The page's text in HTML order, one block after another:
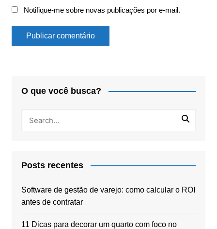
Notifique-me sobre novas publicações por e-mail.
O que você busca?
Posts recentes
Software de gestão de varejo: como calcular o ROI
antes de contratar
11 Dicas para decorar um quarto com foco no